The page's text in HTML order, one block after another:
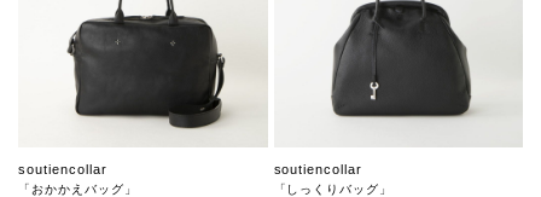
soutiencollar
「おかかえバッグ」
soutiencollar
「しっくりバッグ」